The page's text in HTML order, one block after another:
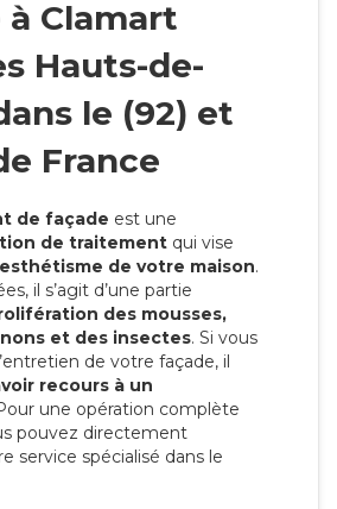
Clamart
Hauts-de-
le (92) et
France
de façade est une
de traitement qui vise
de votre maison.
il s’agit d’une partie
des mousses,
et des insectes. Si vous
de votre façade, il
recours à un
une opération complète
pouvez directement
service spécialisé dans le